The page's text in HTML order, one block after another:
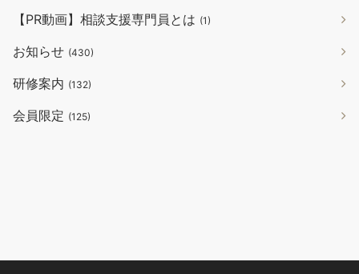
【PR動画】相談支援専門員とは (1)
お知らせ (430)
研修案内 (132)
会員限定 (125)